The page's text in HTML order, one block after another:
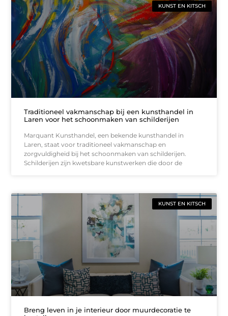
KUNST EN KITSCH
Traditioneel vakmanschap bij een kunsthandel in
Laren voor het schoonmaken van schilderijen
Marquant Kunsthandel, een bekende kunsthandel in
Laren, staat voor traditioneel vakmanschap en
zorgvuldigheid bij het schoonmaken van schilderijen.
Schilderijen zijn kwetsbare kunstwerken die door de
KUNST EN KITSCH
Breng leven in je interieur door muurdecoratie te